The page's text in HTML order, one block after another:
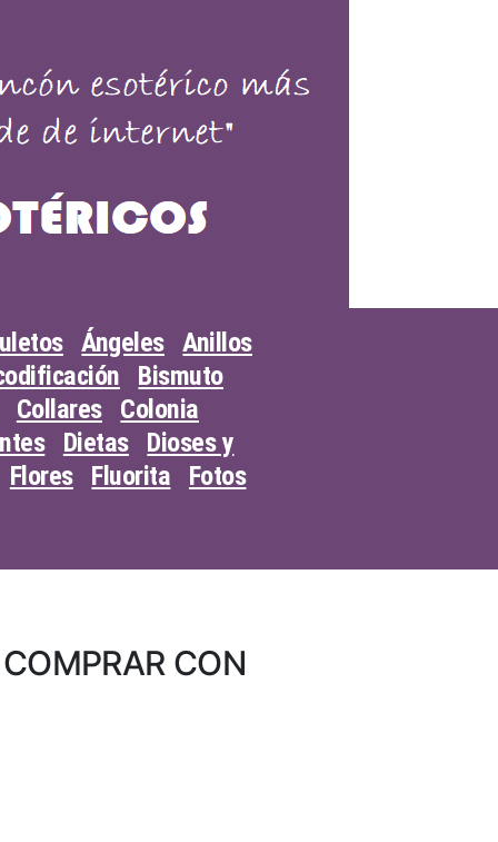
Ángeles Anillos
Bismuto
Collares
Colonia
Dietas
Dioses y
Flores Fluorita
Fotos
CON